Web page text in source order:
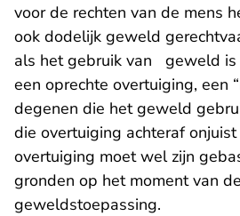
voor de rechten van de mens
ook dodelijk geweld
als het gebruik van geweld is
een oprechte overtuiging, een
degenen die het geweld
die overtuiging achteraf
overtuiging moet wel zijn
gronden op het moment van de
geweldstoepassing.